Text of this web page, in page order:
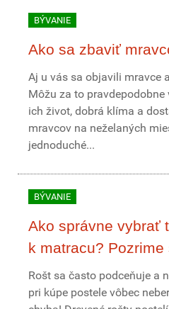
BÝVANIE
Ako sa zbaviť
Aj u vás sa objavili mravce
Môžu za to
ich život, dobrá klíma a
mravcov na neželaných
jednoduché...
BÝVANIE
Ako správne vybrať
k matracu? Pozrime
Rošt sa často podceňuje a
pri kúpe postele vôbec